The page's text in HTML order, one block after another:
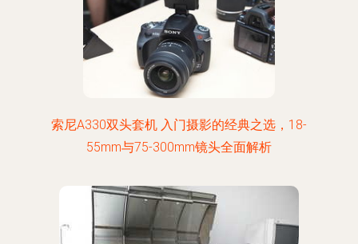
索尼A330双头套机 入门摄影的经典之选，18-
55mm与75-300mm镜头全面解析